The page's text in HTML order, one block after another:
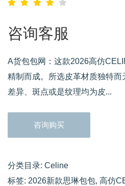
咨询客服
A货包包网：这款2026高仿
精制而成。所选皮革材质独特
差异、斑点或是纹理均为皮...
咨询购买
分类目录: Celine
标签: 2026新款思琳包包, 高仿